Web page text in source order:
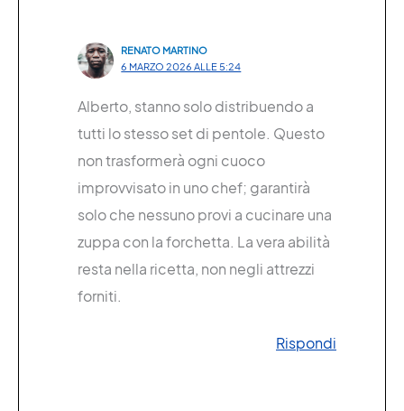
RENATO MARTINO
6 MARZO 2026 ALLE 5:24
Alberto, stanno solo distribuendo a
tutti lo stesso set di pentole. Questo
non trasformerà ogni cuoco
improvvisato in uno chef; garantirà
solo che nessuno provi a cucinare una
zuppa con la forchetta. La vera abilità
resta nella ricetta, non negli attrezzi
forniti.
Rispondi